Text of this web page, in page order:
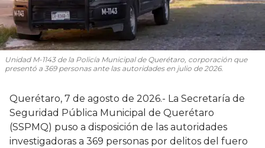
Unidad M-1143 de la Policía Municipal de Querétaro, corporación que
presentó a 369 personas ante las autoridades en julio de 2026.
Querétaro, 7 de agosto de 2026.- La Secretaría de
Seguridad Pública Municipal de Querétaro
(SSPMQ) puso a disposición de las autoridades
investigadoras a 369 personas por delitos del fuero